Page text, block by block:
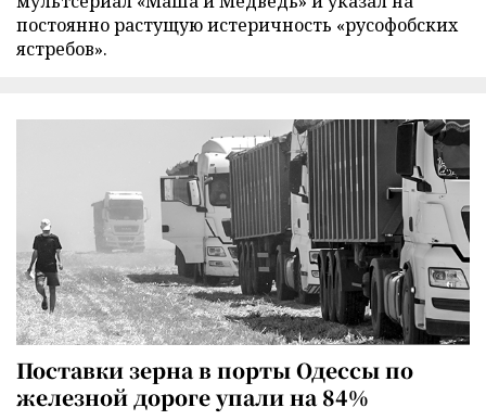
постоянно растущую истеричность «русофобских
ястребов».
Поставки зерна в порты Одессы по
железной дороге упали на 84%